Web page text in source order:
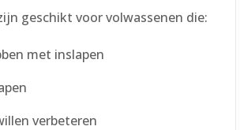
geschikt voor volwassenen die:
met inslapen
verbeteren